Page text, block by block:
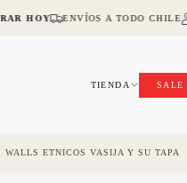
HOY ENVÍOS A TODO CHILE
TIENDA SALE
WALLS ETNICOS VASIJA Y SU TAPA